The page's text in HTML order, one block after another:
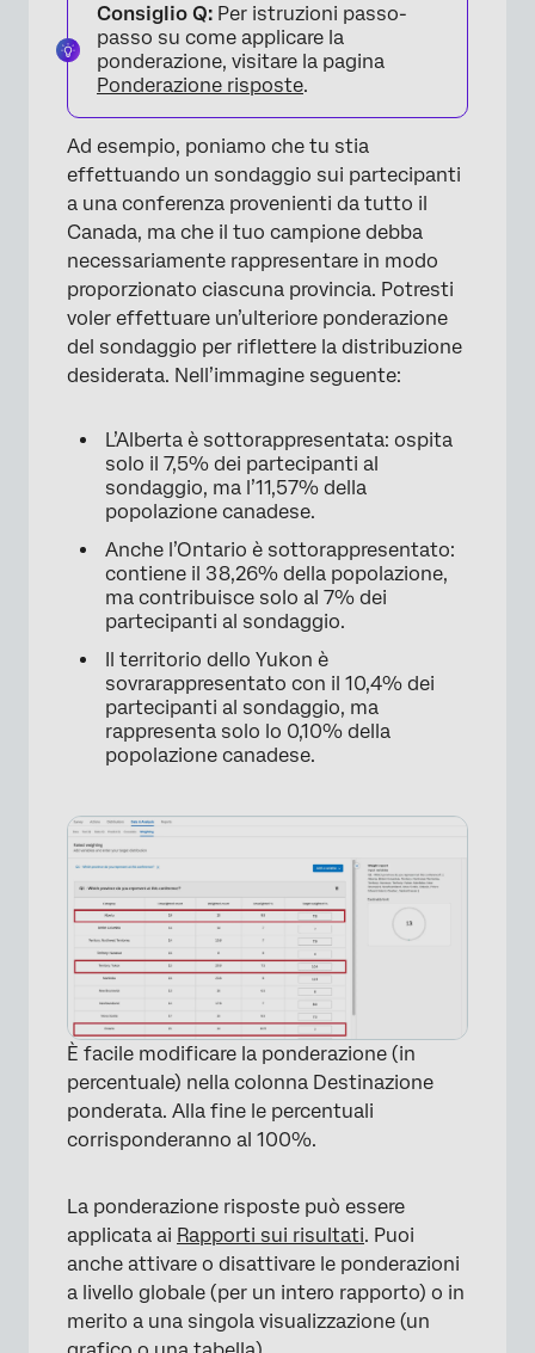
Consiglio Q: Per istruzioni passo-
passo su come applicare la
ponderazione, visitare la pagina
Ponderazione risposte.
Ad esempio, poniamo che tu stia
effettuando un sondaggio sui partecipanti
a una conferenza provenienti da tutto il
Canada, ma che il tuo campione debba
necessariamente rappresentare in modo
proporzionato ciascuna provincia. Potresti
voler effettuare un’ulteriore ponderazione
del sondaggio per riflettere la distribuzione
desiderata. Nell’immagine seguente:
L’Alberta è sottorappresentata: ospita
solo il 7,5% dei partecipanti al
sondaggio, ma l’11,57% della
popolazione canadese.
Anche l’Ontario è sottorappresentato:
contiene il 38,26% della popolazione,
ma contribuisce solo al 7% dei
partecipanti al sondaggio.
Il territorio dello Yukon è
sovrarappresentato con il 10,4% dei
partecipanti al sondaggio, ma
rappresenta solo lo 0,10% della
popolazione canadese.
È facile modificare la ponderazione (in
percentuale) nella colonna Destinazione
ponderata. Alla fine le percentuali
corrisponderanno al 100%.
La ponderazione risposte può essere
applicata ai Rapporti sui risultati. Puoi
anche attivare o disattivare le ponderazioni
a livello globale (per un intero rapporto) o in
merito a una singola visualizzazione (un